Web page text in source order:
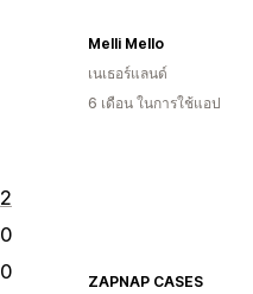
2
0
0
Melli Mello
เนเธอร์แลนด์
6 เดือน ในการใช้แอป
ZAPNAP CASES